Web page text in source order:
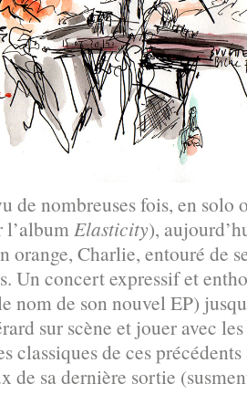
de nombreuses fois, en solo
l’album Elasticity),
orange, Charlie, entouré de
Un concert expressif et
nom de son nouvel EP)
sur scène et jouer avec
classiques de ces
de sa dernière sortie